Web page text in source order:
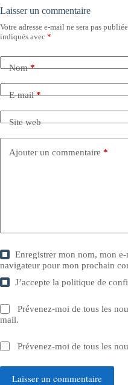
Laisser un commentaire
Votre adresse e-mail ne sera pas publiée.
indiqués avec *
Nom*
E-mail*
Site web
Ajouter un commentaire *
Enregistrer mon nom, mon
navigateur pour mon prochain
J’accepte lapolitique de
Prévenez-moi de tous les
mail.
Prévenez-moi de tous les
Laisser un commentaire